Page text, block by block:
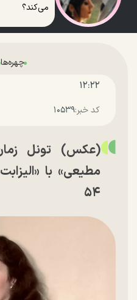
می‌کند؟
چهره‌ها
۱۲:۲۲
کد خبر:۱۰۵۳۹
(عکس) تونل
مطیعی» با
۵۴